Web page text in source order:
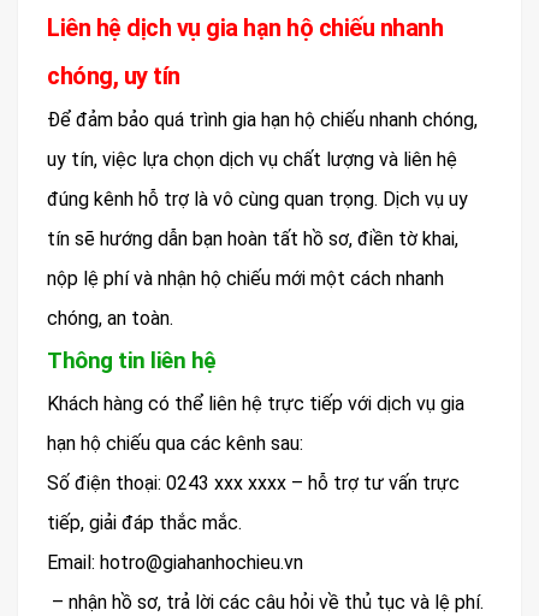
Liên hệ dịch vụ gia hạn hộ chiếu nhanh
chóng, uy tín
Để đảm bảo quá trình gia hạn hộ chiếu nhanh chóng,
uy tín, việc lựa chọn dịch vụ chất lượng và liên hệ
đúng kênh hỗ trợ là vô cùng quan trọng. Dịch vụ uy
tín sẽ hướng dẫn bạn hoàn tất hồ sơ, điền tờ khai,
nộp lệ phí và nhận hộ chiếu mới một cách nhanh
chóng, an toàn.
Thông tin liên hệ
Khách hàng có thể liên hệ trực tiếp với dịch vụ gia
hạn hộ chiếu qua các kênh sau:
Số điện thoại: 0243 xxx xxxx – hỗ trợ tư vấn trực
tiếp, giải đáp thắc mắc.
Email: hotro@giahanhochieu.vn
– nhận hồ sơ, trả lời các câu hỏi về thủ tục và lệ phí.